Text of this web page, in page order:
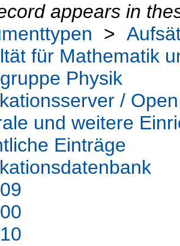
appears in
>
für Mathematik
Physik
/
und weitere
Einträge